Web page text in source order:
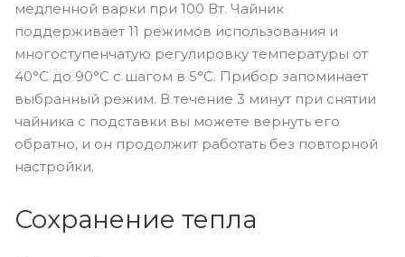
медленной варки при 100 Вт. Чайник
поддерживает 11 режимов использования и
многоступенчатую регулировку температуры от
40°С до 90°С с шагом в 5°С. Прибор запоминает
выбранный режим. В течение 3 минут при снятии
чайника с подставки вы можете вернуть его
обратно, и он продолжит работать без повторной
настройки.
Сохранение тепла